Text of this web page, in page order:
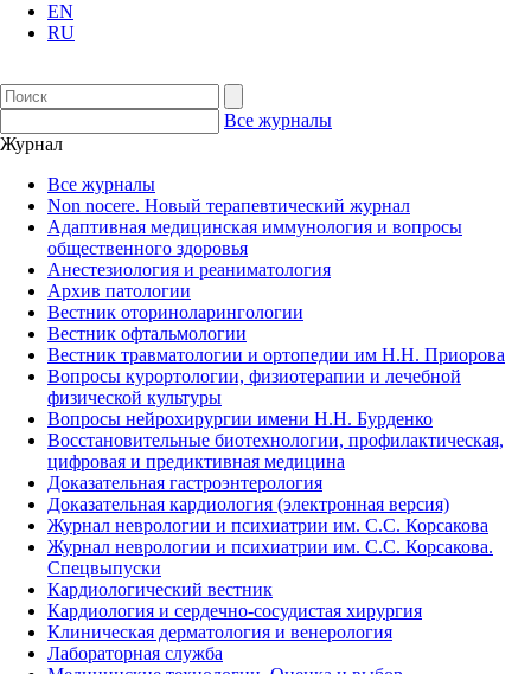
EN
RU
Все журналы
Журнал
Все журналы
Non nocere. Новый терапевтический журнал
Адаптивная медицинская иммунология и вопросы
общественного здоровья
Анестезиология и реаниматология
Архив патологии
Вестник оториноларингологии
Вестник офтальмологии
Вестник травматологии и ортопедии им Н.Н. Приорова
Вопросы курортологии, физиотерапии и лечебной
физической культуры
Вопросы нейрохирургии имени Н.Н. Бурденко
Восстановительные биотехнологии, профилактическая,
цифровая и предиктивная медицина
Доказательная гастроэнтерология
Доказательная кардиология (электронная версия)
Журнал неврологии и психиатрии им. С.С. Корсакова
Журнал неврологии и психиатрии им. С.С. Корсакова.
Спецвыпуски
Кардиологический вестник
Кардиология и сердечно-сосудистая хирургия
Клиническая дерматология и венерология
Лабораторная служба